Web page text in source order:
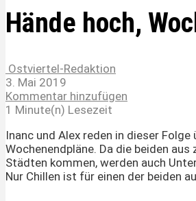
Hände hoch,
Ostviertel-Redaktion
3. Mai 2019
Kommentar hinzufügen
1 Minute(n) Lesezeit
Inanc und Alex reden in dieser Folge
Wochenendpläne. Da die beiden aus
Städten kommen, werden auch
Nur Chillen ist für einen der beiden